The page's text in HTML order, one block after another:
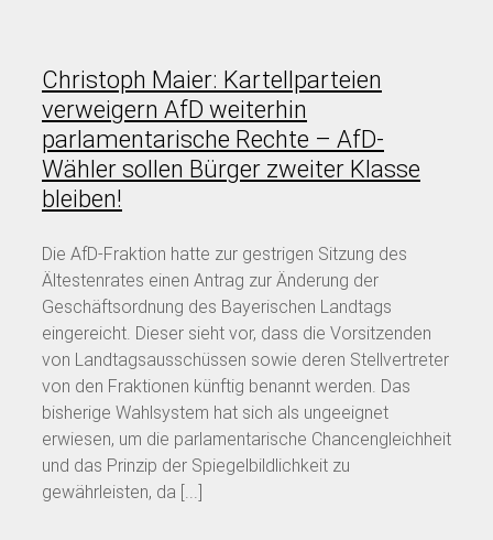
Christoph Maier: Kartellparteien
verweigern AfD weiterhin
parlamentarische Rechte – AfD-
Wähler sollen Bürger zweiter Klasse
bleiben!
Die AfD-Fraktion hatte zur gestrigen Sitzung des
Ältestenrates einen Antrag zur Änderung der
Geschäftsordnung des Bayerischen Landtags
eingereicht. Dieser sieht vor, dass die Vorsitzenden
von Landtagsausschüssen sowie deren Stellvertreter
von den Fraktionen künftig benannt werden. Das
bisherige Wahlsystem hat sich als ungeeignet
erwiesen, um die parlamentarische Chancengleichheit
und das Prinzip der Spiegelbildlichkeit zu
gewährleisten, da [...]